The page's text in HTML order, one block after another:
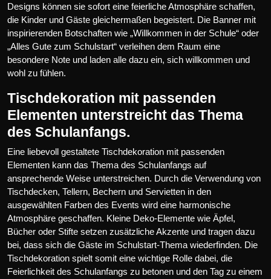
Designs können sie sofort eine feierliche Atmosphäre schaffen,
die Kinder und Gäste gleichermaßen begeistert. Die Banner mit
inspirierenden Botschaften wie „Willkommen in der Schule“ oder
„Alles Gute zum Schulstart“ verleihen dem Raum eine
besondere Note und laden alle dazu ein, sich willkommen und
wohl zu fühlen.
Tischdekoration mit passenden
Elementen unterstreicht das Thema
des Schulanfangs.
Eine liebevoll gestaltete Tischdekoration mit passenden
Elementen kann das Thema des Schulanfangs auf
ansprechende Weise unterstreichen. Durch die Verwendung von
Tischdecken, Tellern, Bechern und Servietten in den
ausgewählten Farben des Events wird eine harmonische
Atmosphäre geschaffen. Kleine Deko-Elemente wie Äpfel,
Bücher oder Stifte setzen zusätzliche Akzente und tragen dazu
bei, dass sich die Gäste im Schulstart-Thema wiederfinden. Die
Tischdekoration spielt somit eine wichtige Rolle dabei, die
Feierlichkeit des Schulanfangs zu betonen und den Tag zu einem